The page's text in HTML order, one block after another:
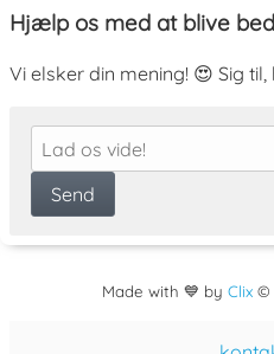
Hjælp os med at blive
Vi elsker din mening! 😍 Sig
Made with 💙 by Clix©